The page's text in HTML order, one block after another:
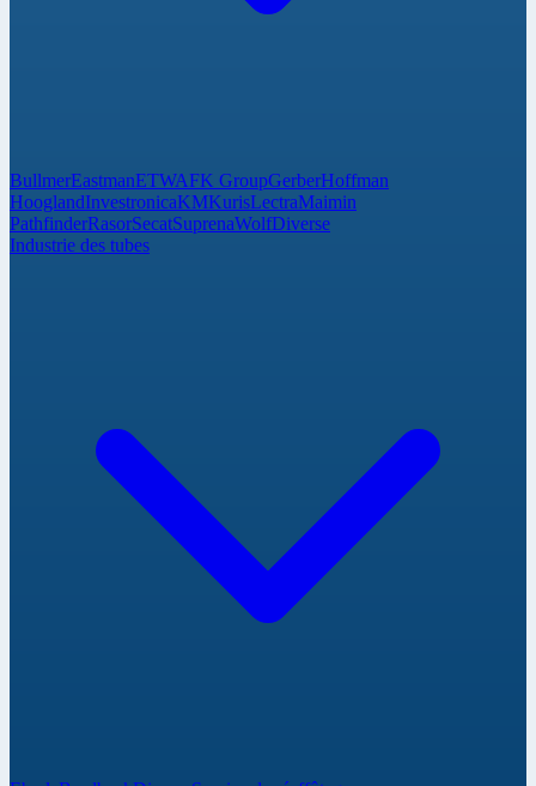
BullmerEastmanETWAFK GroupGerberHoffman
HooglandInvestronicaKMKurisLectraMaimin
PathfinderRasorSecatSuprenaWolfDiverse
Industrie des tubes